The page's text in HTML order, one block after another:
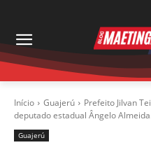
Início Guajerú
Prefeito Jilvan
deputado estadual Ângelo
Guajerú